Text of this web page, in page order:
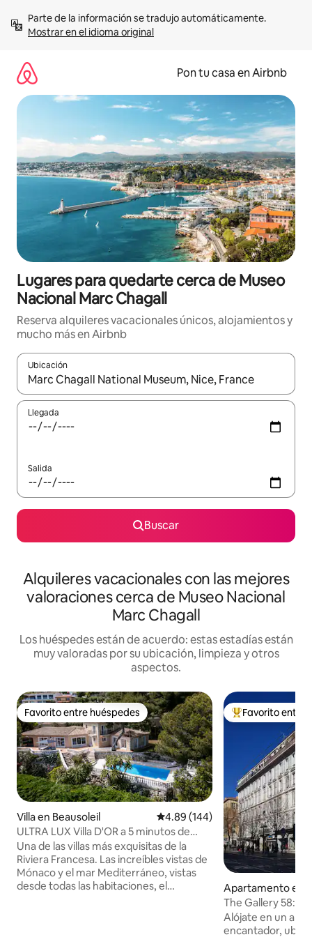
contenidoMostrar en el idioma original
Pon tu casa en Airbnb
Lugares para quedarte cerca de Museo
Nacional Marc Chagall
Reserva alquileres vacacionales únicos, alojamientos y
mucho más en Airbnb
Ubicación
Cuando los resultados estén disponibles, navega con las
Llegada
Salida
Buscar
Alquileres vacacionales con las mejores
valoraciones cerca de Museo Nacional
Marc Chagall
Los huéspedes están de acuerdo: estas estadías están
muy valoradas por su ubicación, limpieza y otros
aspectos.
Favorito entre huéspedes
Favorito entre huéspedes
Villa en Beausoleil Calificación promedio: 4.89 de
4.89 (144)
ULTRA LUX Villa D'OR a 5 minutos de
Montecarlo, Mónaco
Una de las villas más exquisitas de la
Riviera Francesa. Las increíbles vistas de
Mónaco y el mar Mediterráneo, vistas
desde todas las habitaciones, el
Favorito entre
Favorito entre
Apartamento en
cin
The Gallery 58:
Avenue
Alójate en un
encantador,